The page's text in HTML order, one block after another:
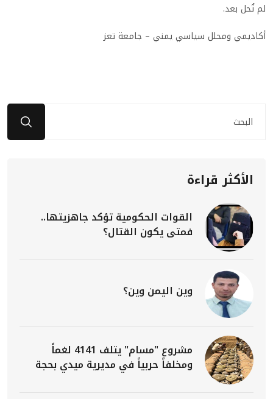
لم تُحل بعد.
أكاديمي ومحلل سياسي يمني – جامعة تعز
الأكثر قراءة
القوات الحكومية تؤكد جاهزيتها..
فمتى يكون القتال؟
وين اليمن وين؟
مشروع "مسام" يتلف 4141 لغماً
ومخلفاً حربياً في مديرية ميدي بحجة